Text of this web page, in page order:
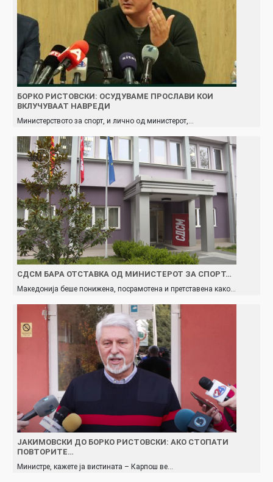
БОРКО РИСТОВСКИ: ОСУДУВАМЕ ПРОСЛАВИ КОИ
ВКЛУЧУВААТ НАВРЕДИ
Министерството за спорт, и лично од министерот,…
СДСМ БАРА ОТСТАВКА ОД МИНИСТЕРОТ ЗА СПОРТ…
Македонија беше понижена, посрамотена и претставена како…
ЈАКИМОВСКИ ДО БОРКО РИСТОВСКИ: АКО СТОПАТИ
ПОВТОРИТЕ…
Министре, кажете ја вистината – Карпош ве…